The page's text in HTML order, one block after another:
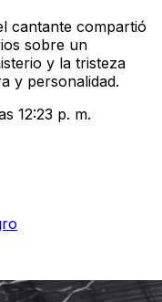
cantante compartió
sobre un
y la tristeza
y personalidad.
12:23 p. m.